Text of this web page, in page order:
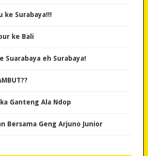
ke Surabaya!!!
ke Bali
Suarabaya eh Surabaya!
Ganteng Ala Ndop
Bersama Geng Arjuno Junior